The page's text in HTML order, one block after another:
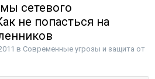
сетевого
не попасться на
в Современные угрозы и защита от